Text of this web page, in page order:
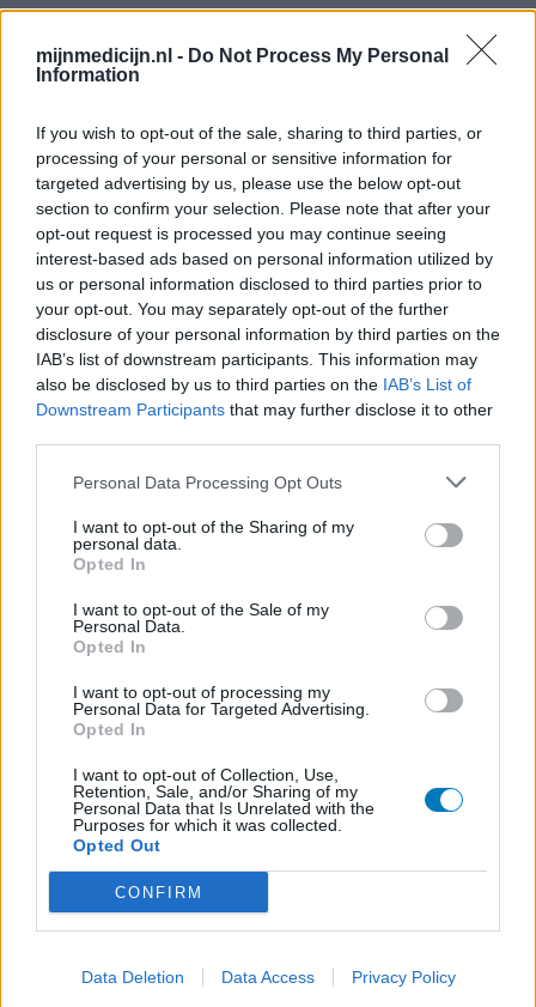
mijnmedicijn.nl - Do Not Process My Personal
Information
If you wish to opt-out of the sale, sharing to third parties, or
processing of your personal or sensitive information for
targeted advertising by us, please use the below opt-out
section to confirm your selection. Please note that after your
opt-out request is processed you may continue seeing
interest-based ads based on personal information utilized by
us or personal information disclosed to third parties prior to
your opt-out. You may separately opt-out of the further
disclosure of your personal information by third parties on the
IAB’s list of downstream participants. This information may
also be disclosed by us to third parties on the IAB’s List of
Downstream Participants that may further disclose it to other
Personal Data Processing Opt Outs
I want to opt-out of the Sharing of my
personal data.
Opted In
I want to opt-out of the Sale of my
Personal Data.
Opted In
I want to opt-out of processing my
Personal Data for Targeted Advertising.
Opted In
I want to opt-out of Collection, Use,
Retention, Sale, and/or Sharing of my
Personal Data that Is Unrelated with the
Purposes for which it was collected.
Opted Out
CONFIRM
Data Deletion Data Access Privacy Policy
Schildklier - hypothyroidie (traagwerkend)
De reviews op deze pagina zijn door de gebruikers
gegenereerd en vervolgens gelezen en aangepast alvorens
goedkeuring, om zo te voldoen aan onze standaarden wat betreft
een review voor een medicijn. Voor het delen van ervaringen is
geen medische kennis noodzakelijk. Op deze manier geven de
reviews alleen een beeld van de ervaring van de schrijvers en niet
die van de eigenaar van deze website. Denk er aan dat de
ervaringen kunnen verschillen van persoon tot persoon en dat u
voor medisch advies altijd contact op moet nemen met uw arts of
apotheker.